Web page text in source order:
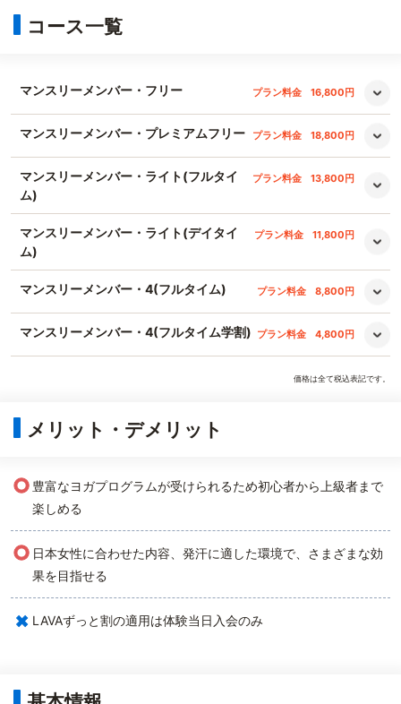
コース一覧
マンスリーメンバー・フリー プラン料金 16,800円
マンスリーメンバー・プレミアムフリー プラン料金 18,800円
マンスリーメンバー・ライト(フルタイ
ム)
プラン料金 13,800円
マンスリーメンバー・ライト(デイタイ
ム)
プラン料金 11,800円
マンスリーメンバー・4(フルタイム) プラン料金 8,800円
マンスリーメンバー・4(フルタイム学割) プラン料金 4,800円
価格は全て税込表記です。
メリット・デメリット
○ 豊富なヨガプログラムが受けられるため初心者から上級者まで
楽しめる
○ 日本女性に合わせた内容、発汗に適した環境で、さまざまな効
果を目指せる
× LAVAずっと割の適用は体験当日入会のみ